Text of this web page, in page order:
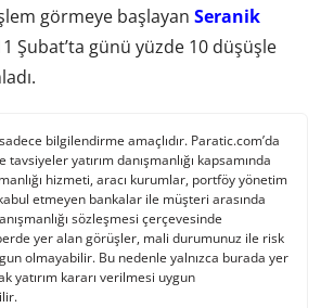
görmeye başlayan Seranik
Şubat’ta günü yüzde 10 düşüşle
bilgilendirme amaçlıdır. Paratic.com’da
yatırım danışmanlığı kapsamında
hizmeti, aracı kurumlar, portföy yönetim
etmeyen bankalar ile müşteri arasında
sözleşmesi çerçevesinde
yer alan görüşler, mali durumunuz ile risk
olmayabilir. Bu nedenle yalnızca burada yer
yatırım kararı verilmesi uygun